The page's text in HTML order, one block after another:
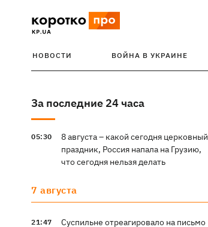
НОВОСТИ ВОЙНА В УКРАИНЕ
За последние 24 часа
05:30
8 августа – какой сегодня церковный
праздник, Россия напала на Грузию,
что сегодня нельзя делать
7 августа
21:47
Суспильне отреагировало на письмо